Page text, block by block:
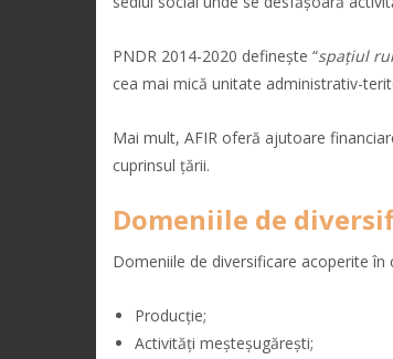
PNDR 2014-2020 definește “spațiul
cea mai mică unitate administrativ-
Mai mult, AFIR oferă ajutoare
cuprinsul țării.
Domeniile de
Domeniile de diversificare acoperite în
Producție;
Activități meșteșugărești;